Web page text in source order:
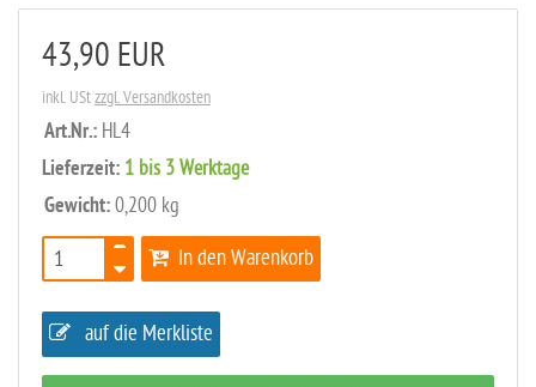
43,90 EUR
inkl. UStzzgl. Versandkosten
Art.Nr.: HL4
Lieferzeit: 1 bis 3 Werktage
Gewicht: 0,200 kg
In den Warenkorb
auf die Merkliste